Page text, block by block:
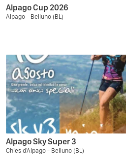
Alpago Cup 2026
Alpago - Belluno (BL)
Alpago Sky Super 3
Chies d'Alpago - Belluno (BL)